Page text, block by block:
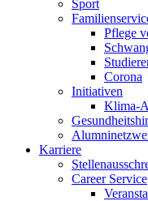
Sport
Pflege
Corona
Initiativen
Klima-
Karriere
Career Service